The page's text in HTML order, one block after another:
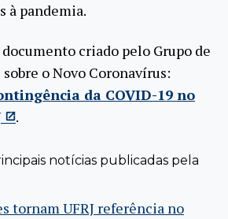
à pandemia.
criado pelo Grupo de
sobre o Novo Coronavírus:
da COVID-19 no
.
notícias publicadas pela
tornam UFRJ referência no